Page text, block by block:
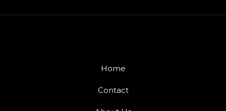
Home
Contact